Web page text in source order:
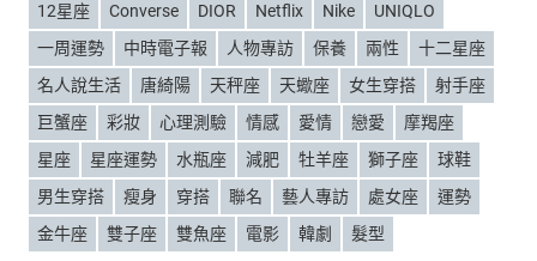
12星座 Converse DIOR Netflix Nike
UNIQLO
一周運勢
中時電子報 人物專訪 保養 兩性
十二星座
名人說生活
唐綺陽 天秤座 天蠍座 女生穿搭
射手座
巨蟹座
彩妝 心理測驗 情感 愛情 戀愛
摩羯座
星座
星座運勢 水瓶座 減肥 牡羊座 獅子座
球鞋
男生穿搭
瘦身 穿搭 聯名 藝人專訪 處女座
運勢
金牛座
雙子座 雙魚座 電影 韓劇 髮型